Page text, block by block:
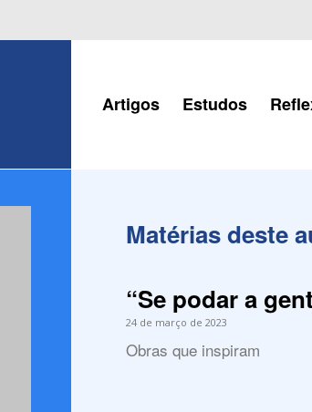
Artigos Estudos
Matérias deste
“Se podar a
24 de março de 2023
Obras que inspiram